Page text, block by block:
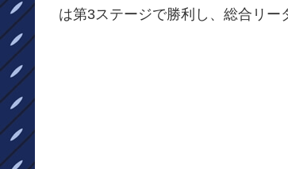
は第3ステージで勝利し、総合リー